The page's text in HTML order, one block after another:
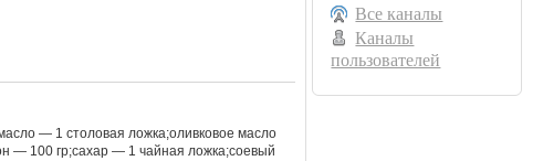
— 1 столовая ложка;оливковое масло
— 100 гр;сахар — 1 чайная ложка;соевый
Все каналы
Каналы
пользователей